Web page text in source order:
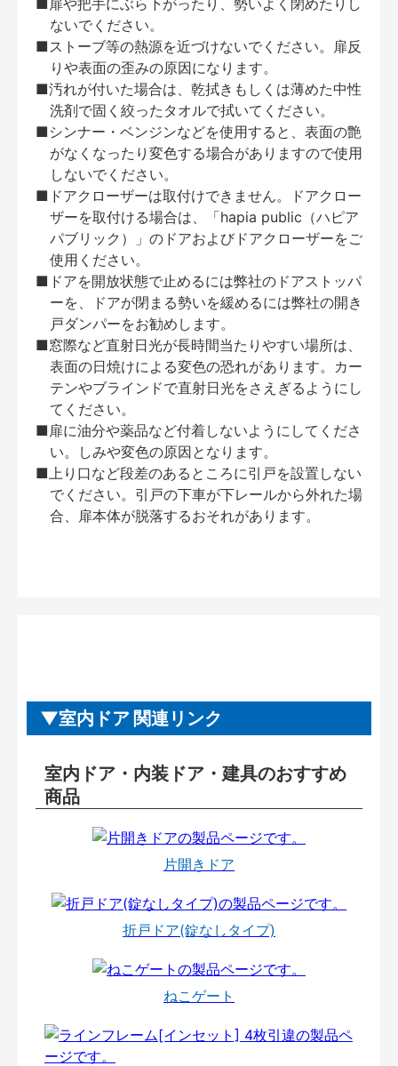
■扉や把手にぶら下がったり、勢いよく閉めたりし
ないでください。
■ストーブ等の熱源を近づけないでください。扉反
りや表面の歪みの原因になります。
■汚れが付いた場合は、乾拭きもしくは薄めた中性
洗剤で固く絞ったタオルで拭いてください。
■シンナー・ベンジンなどを使用すると、表面の艶
がなくなったり変色する場合がありますので使用
しないでください。
■ドアクローザーは取付けできません。ドアクロー
ザーを取付ける場合は、「hapia public（ハピア
パブリック）」のドアおよびドアクローザーをご
使用ください。
■ドアを開放状態で止めるには弊社のドアストッパ
ーを、ドアが閉まる勢いを緩めるには弊社の開き
戸ダンパーをお勧めします。
■窓際など直射日光が長時間当たりやすい場所は、
表面の日焼けによる変色の恐れがあります。カー
テンやブラインドで直射日光をさえぎるようにし
てください。
■扉に油分や薬品など付着しないようにしてくださ
い。しみや変色の原因となります。
■上り口など段差のあるところに引戸を設置しない
でください。引戸の下車が下レールから外れた場
合、扉本体が脱落するおそれがあります。
室内ドア 関連リンク
室内ドア・内装ドア・建具のおすすめ
商品
片開きドア
折戸ドア(錠なしタイプ)
ねこゲート